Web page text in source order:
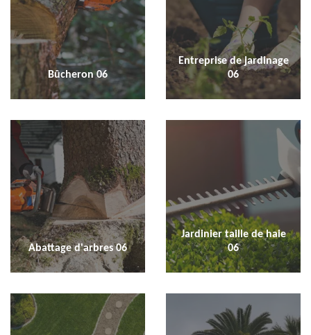
Bûcheron 06
Entreprise de jardinage
06
Abattage d'arbres 06
Jardinier taille de haie
06